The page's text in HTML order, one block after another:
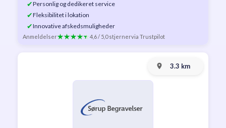
✔Personlig og dedikeret service
✔Fleksibilitet i lokation
✔Innovative afskedsmuligheder
Anmeldelser 4,6 / 5,0 stjernervia Trustpilot
3.3 km